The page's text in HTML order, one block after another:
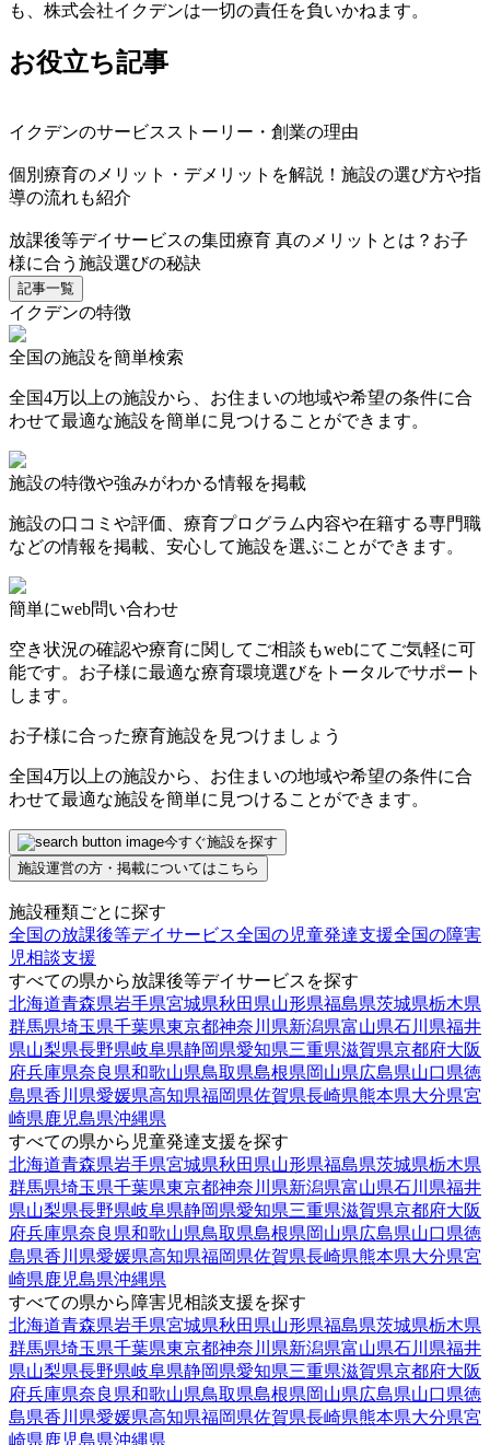
も、株式会社イクデンは一切の責任を負いかねます。
お役立ち記事
イクデンのサービスストーリー・創業の理由
個別療育のメリット・デメリットを解説！施設の選び方や指
導の流れも紹介
放課後等デイサービスの集団療育 真のメリットとは？お子
様に合う施設選びの秘訣
記事一覧
イクデンの特徴
全国の施設を簡単検索
全国4万以上の施設から、お住まいの地域や希望の条件に合
わせて最適な施設を簡単に見つけることができます。
施設の特徴や強みがわかる情報を掲載
施設の口コミや評価、療育プログラム内容や在籍する専門職
などの情報を掲載、安心して施設を選ぶことができます。
簡単にweb問い合わせ
空き状況の確認や療育に関してご相談もwebにてご気軽に可
能です。お子様に最適な療育環境選びをトータルでサポート
します。
お子様に合った療育施設を見つけましょう
全国4万以上の施設から、お住まいの地域や希望の条件に合
わせて最適な施設を簡単に見つけることができます。
今すぐ施設を探す
施設運営の方・掲載についてはこちら
施設種類ごとに探す
全国の放課後等デイサービス全国の児童発達支援全国の障害
児相談支援
すべての県から放課後等デイサービスを探す
北海道青森県岩手県宮城県秋田県山形県福島県茨城県栃木県
群馬県埼玉県千葉県東京都神奈川県新潟県富山県石川県福井
県山梨県長野県岐阜県静岡県愛知県三重県滋賀県京都府大阪
府兵庫県奈良県和歌山県鳥取県島根県岡山県広島県山口県徳
島県香川県愛媛県高知県福岡県佐賀県長崎県熊本県大分県宮
崎県鹿児島県沖縄県
すべての県から児童発達支援を探す
北海道青森県岩手県宮城県秋田県山形県福島県茨城県栃木県
群馬県埼玉県千葉県東京都神奈川県新潟県富山県石川県福井
県山梨県長野県岐阜県静岡県愛知県三重県滋賀県京都府大阪
府兵庫県奈良県和歌山県鳥取県島根県岡山県広島県山口県徳
島県香川県愛媛県高知県福岡県佐賀県長崎県熊本県大分県宮
崎県鹿児島県沖縄県
すべての県から障害児相談支援を探す
北海道青森県岩手県宮城県秋田県山形県福島県茨城県栃木県
群馬県埼玉県千葉県東京都神奈川県新潟県富山県石川県福井
県山梨県長野県岐阜県静岡県愛知県三重県滋賀県京都府大阪
府兵庫県奈良県和歌山県鳥取県島根県岡山県広島県山口県徳
島県香川県愛媛県高知県福岡県佐賀県長崎県熊本県大分県宮
崎県鹿児島県沖縄県